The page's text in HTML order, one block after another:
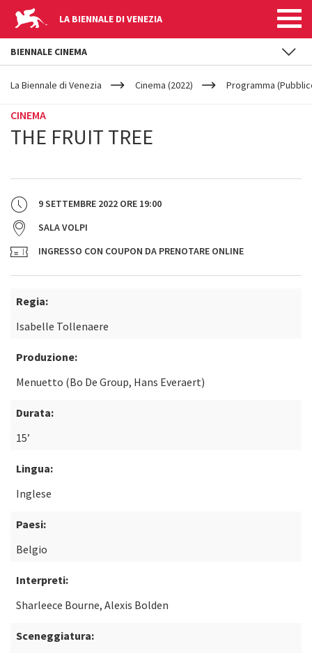
LA BIENNALE DI VENEZIA
YOUR
ARE
La Biennale di Venezia Cinema (2022) Programma
CINEMA
THE FRUIT TREE
9 SETTEMBRE 2022 ORE 19:00
SALA VOLPI
INGRESSO CON COUPON DA PRENOTARE ONLINE
Regia:
Isabelle Tollenaere
Produzione:
Menuetto (Bo De Group, Hans Everaert)
Durata:
15’
Lingua:
Inglese
Paesi:
Belgio
Interpreti:
Sharleece Bourne, Alexis Bolden
Sceneggiatura:
BIENNALE CINEMA